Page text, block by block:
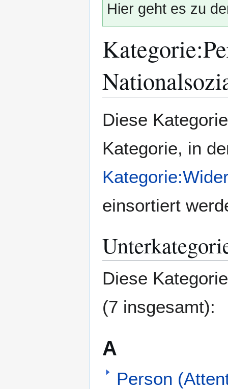
Hier geht es zu
Kategorie:
Navigation
Suche
Diese
Kategorie, in
einsortiert
Diese
(7 insgesamt):
A
Person